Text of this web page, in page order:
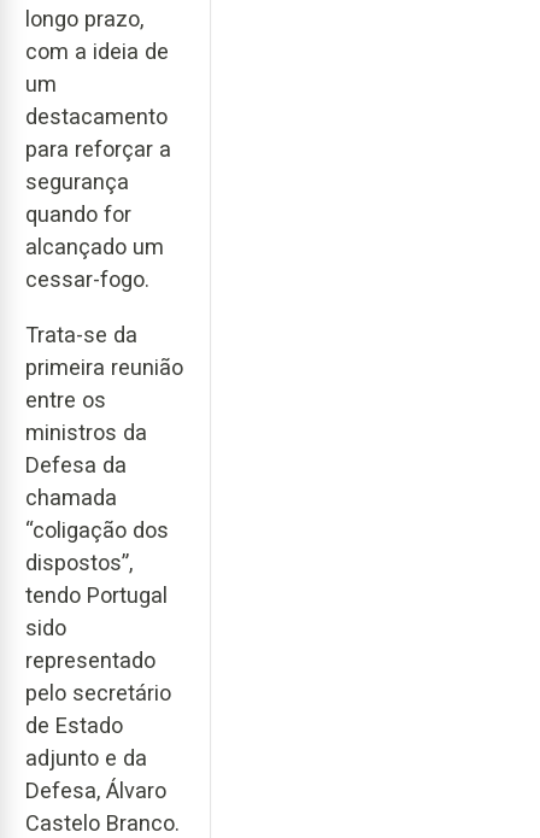
longo prazo,
com a ideia de
um
destacamento
para reforçar a
segurança
quando for
alcançado um
cessar-fogo.
Trata-se da
primeira reunião
entre os
ministros da
Defesa da
chamada
“coligação dos
dispostos”,
tendo Portugal
sido
representado
pelo secretário
de Estado
adjunto e da
Defesa, Álvaro
Castelo Branco.